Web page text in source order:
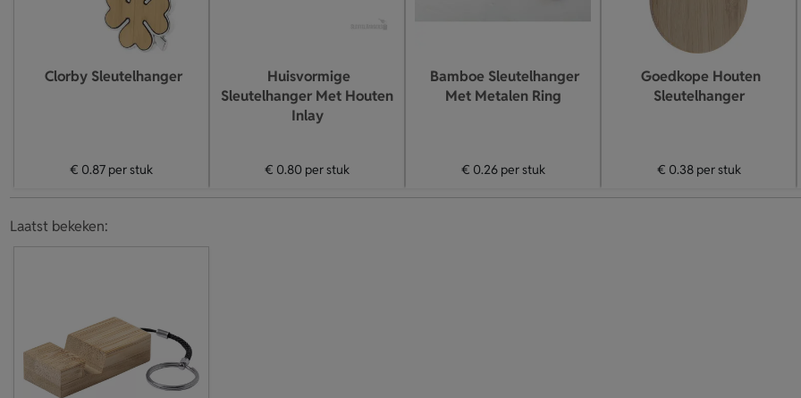
Clorby Sleutelhanger
€ 0.87 per stuk
Huisvormige
Sleutelhanger Met Houten
Inlay
€ 0.80 per stuk
Bamboe Sleutelhanger
Met Metalen Ring
€ 0.26per stuk
Goedkope Houten
Sleutelhanger
€ 0.38per stuk
Laatst bekeken: